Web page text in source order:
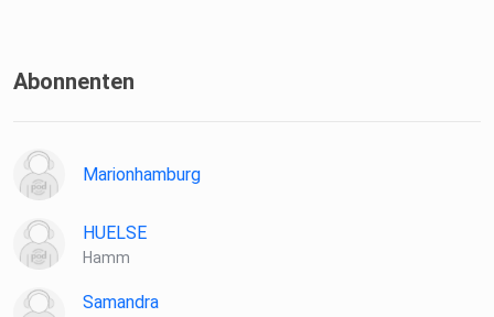
Abonnenten
Marionhamburg
HUELSE
Hamm
Samandra